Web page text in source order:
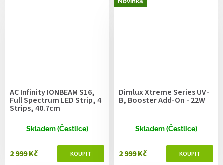
AC Infinity IONBEAM S16,
Full Spectrum LED Strip, 4
Strips, 40.7cm
Skladem (Čestlice)
2 999 Kč
Dimlux Xtreme Series UV-
B, Booster Add-On - 22W
Skladem (Čestlice)
2 999 Kč